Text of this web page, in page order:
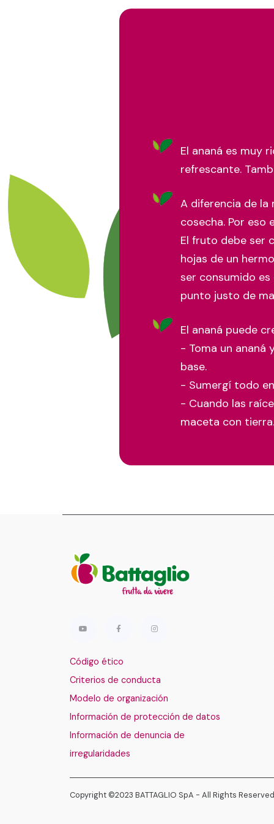
El ananá es muy
refrescante.
A diferencia de la
cosecha. Por
El fruto debe ser
hojas de un
ser consumido
punto justo de
El ananá puede
- Toma un ananá
base.
- Sumergí todo
- Cuando las
maceta con tierra.
Código ético
Criterios de conducta
Modelo de organización
Información de protección de datos
Información de denuncia de
irregularidades
Copyright ©2023 BATTAGLIO SpA - All Rights